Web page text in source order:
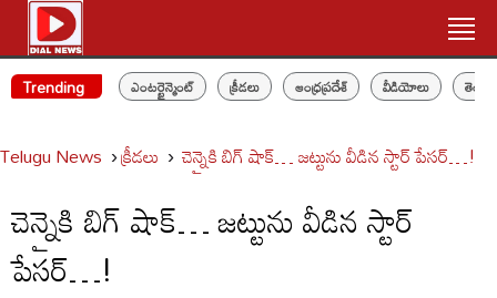
Trending ఎంటర్టైన్మెంట్ క్రీడలు ఆంధ్రప్రదేశ్ వీడియోలు
Telugu News క్రీడలు చెన్నైకి బిగ్ షాక్… జట్టును వీడిన స్టార్ పేసర్…!
చెన్నైకి బిగ్ షాక్… జట్టును వీడిన స్టార్
పేసర్…!